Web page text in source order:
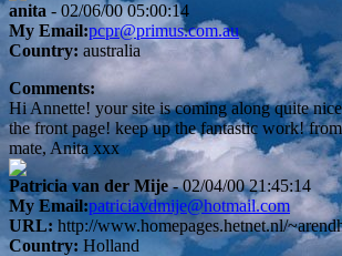
anita - 02/06/00 05:00:14
My Email:pcpr@primus.com.au
Country: australia
Comments:
Hi Annette! your site is coming along quite
the front page! keep up the fantastic work!
mate, Anita xxx
Patricia van der Mije- 02/04/00 21:45:14
My Email:patriciavdmije@hotmail.com
URL: http://www.homepages.hetnet.nl/
Country: Holland